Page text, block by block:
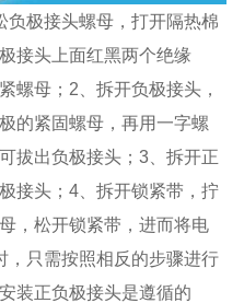
负极接头螺母，打开隔热棉
接头上面红黑两个绝缘
螺母；2、拆开负极接头，
的紧固螺母，再用一字螺
拔出负极接头；3、拆开正
接头；4、拆开锁紧带，拧
，松开锁紧带，进而将电
，只需按照相反的步骤进行
装正负极接头是遵循的